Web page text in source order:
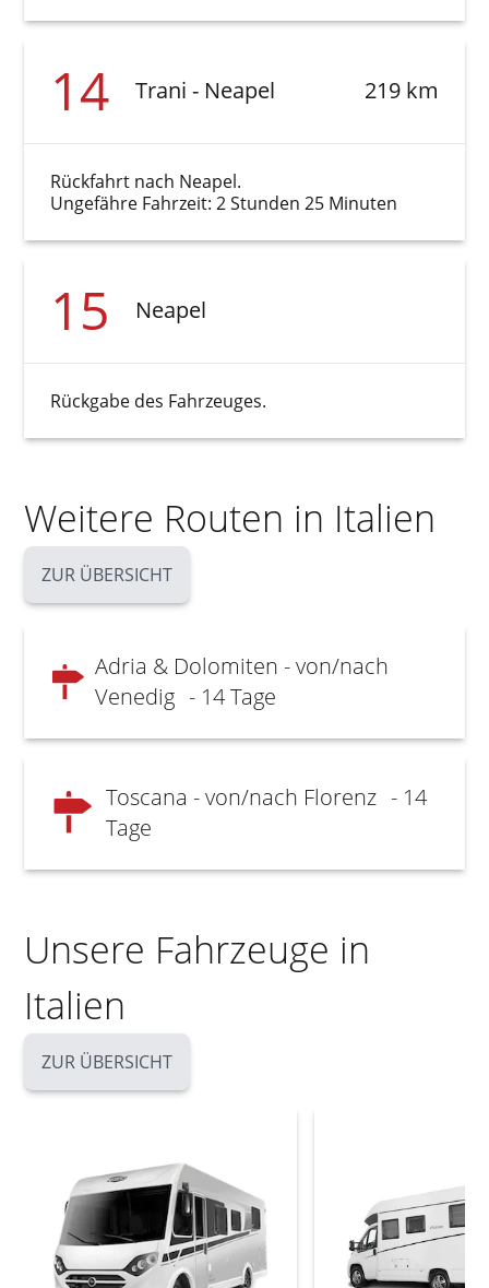
14 Trani - Neapel 219 km
Rückfahrt nach Neapel.
Ungefähre Fahrzeit: 2 Stunden 25 Minuten
15 Neapel
Rückgabe des Fahrzeuges.
Weitere Routen in Italien
ZUR ÜBERSICHT
Adria & Dolomiten - von/nach
Venedig - 14 Tage
Toscana - von/nach Florenz - 14
Tage
Unsere Fahrzeuge in
Italien
ZUR ÜBERSICHT